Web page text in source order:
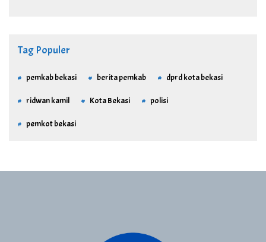
Tag Populer
pemkab bekasi berita pemkab dprd kota bekasi
ridwan kamil Kota Bekasi polisi
pemkot bekasi